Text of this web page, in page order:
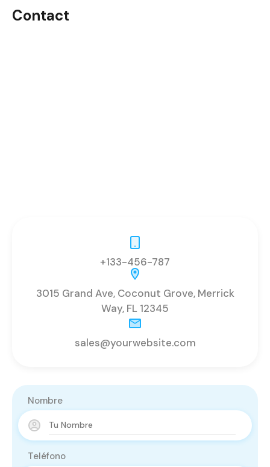
Contact
+133-456-787
3015 Grand Ave, Coconut Grove, Merrick
Way, FL 12345
sales@yourwebsite.com
Nombre
Teléfono